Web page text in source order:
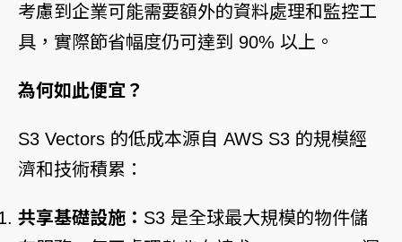
考慮到企業可能需要額外的資料處理和監控工
具，實際節省幅度仍可達到 90% 以上。
為何如此便宜？
S3 Vectors 的低成本源自 AWS S3 的規模經
濟和技術積累：
共享基礎設施： S3 是全球最大規模的物件儲